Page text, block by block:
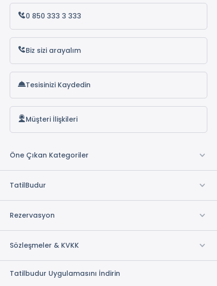
Alanya Otelleri
0 850 333 3 333
Biz sizi arayalım
Tesisinizi Kaydedin
Müşteri İlişkileri
Öne Çıkan Kategoriler
TatilBudur
Rezervasyon
Sözleşmeler & KVKK
Tatilbudur Uygulamasını İndirin